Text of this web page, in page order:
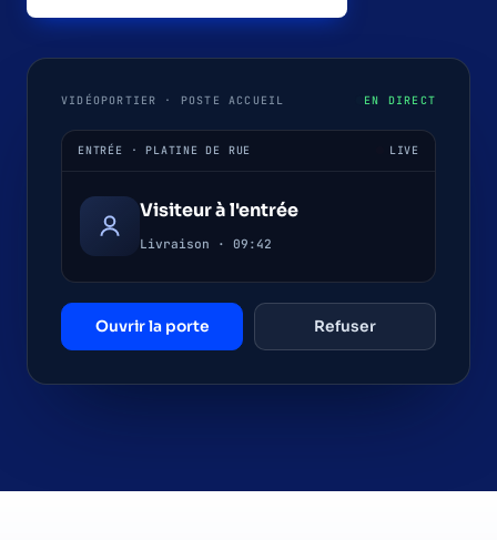
VIDÉOPORTIER · POSTE ACCUEIL EN DIRECT
ENTRÉE · PLATINE DE RUE LIVE
Visiteur à l'entrée
Livraison · 09:42
Ouvrir la porte Refuser